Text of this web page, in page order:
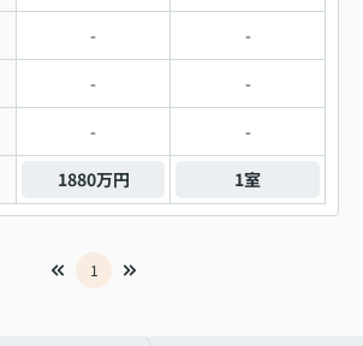
- -
- -
- -
1880万円 1室
1